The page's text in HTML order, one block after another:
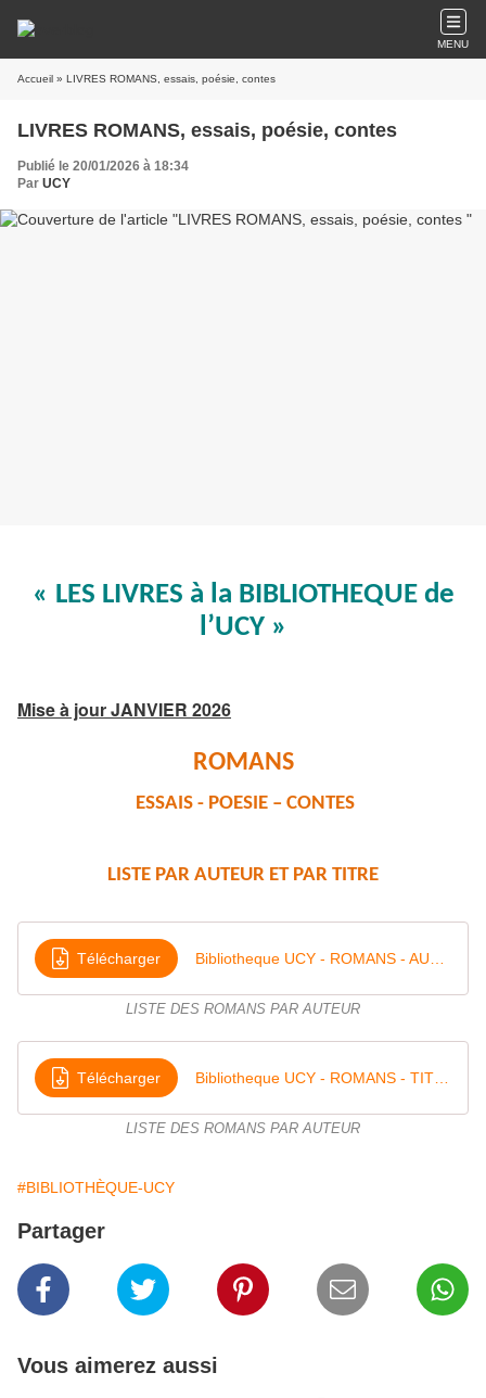
MENU
Accueil » LIVRES ROMANS, essais, poésie, contes
LIVRES ROMANS, essais, poésie, contes
Publié le 20/01/2026 à 18:34
Par UCY
« LES LIVRES à la BIBLIOTHEQUE de
l’UCY »
Mise à jour JANVIER 2026
ROMANS
ESSAIS - POESIE – CONTES
LISTE PAR AUTEUR ET PAR TITRE
Télécharger
LISTE DES ROMANS PAR AUTEUR
Télécharger
LISTE DES ROMANS PAR AUTEUR
#BIBLIOTHÈQUE-UCY
Partager
Vous aimerez aussi